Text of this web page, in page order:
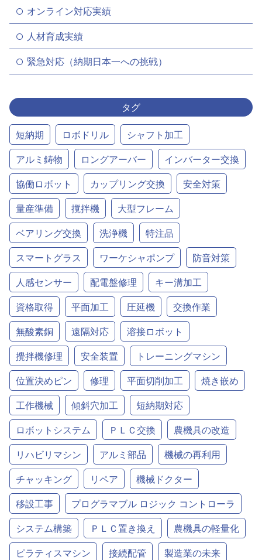
オンライン対応実績
人材育成実績
緊急対応（納期日本一への挑戦）
タグ
短納期 ロボドリル
シャフト加工
アルミ鋳物
ロングアーバー
インバーター交換
協働ロボット
カップリング交換
安全対策
量産準備
撹拌機
大型フレーム
ベアリング交換
洗浄機
特注品
スマートグラス
ワーケシャポンプ
防音対策
人感センサー
配電盤修理
キー溝加工
資格取得
平面加工 圧延機
交換作業
無酸素銅
遠隔対応
溶接ロボット
攪拌機修理
安全装置
トレーニングマシン
位置決めピン
修理 平面切削加工
焼き嵌め
工作機械
傾斜穴加工
短納期対応
ロボットシステム
ＰＬＣ交換
農機具の改造
リハビリマシン
アルミ部品
機械の再利用
チャッキング
リペア
機械ドクター
移設工事
プログラマブル ロジック コントローラ
システム構築
ＰＬＣ置き換え
農機具の軽量化
ピラティスマシン
接続配管
製造業の未来